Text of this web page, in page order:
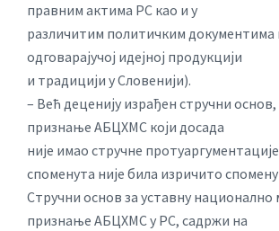
правним актима РС као и у
различитим политичким документима
одговарајучој идејној продукцији
и традицији у Словенији).
– Већ деценију израђен стручни основ,
признање АБЦХМС који досада
није имао стручне
споменута није била изричито
Стручни основ за уставну
признање АБЦХМС у РС, садржи на